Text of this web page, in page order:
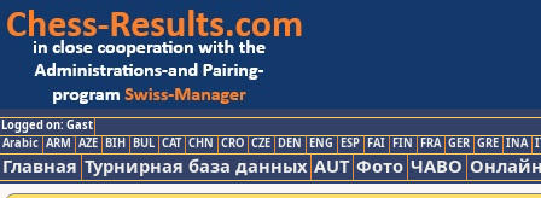
Logged on: Gast
Arabic ARM AZE BIH BUL CAT CHN CRO CZE DEN ENG ESP FAI FIN FRA GER GRE INA
Главная Турнирная база данных AUT Фото ЧАВО